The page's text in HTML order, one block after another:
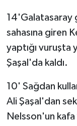
14'Galatasaray
sahasına giren
yaptığı vuruşta
Şaşal'da kaldı.
10' Sağdan
Ali Şaşal'dan
Nelsson'un
YAŞAM